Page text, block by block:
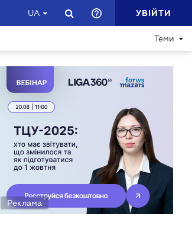
UA УВІЙТИ
Теми
Реклама